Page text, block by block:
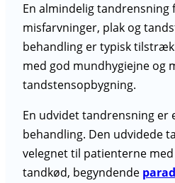
En almindelig
misfarvninger, plak og
behandling er typisk
med god mundhygiejne og
tandstensopbygning.
En udvidet tandrensning er
behandling. Den udvidede
velegnet til patienterne
tandkød, begyndende